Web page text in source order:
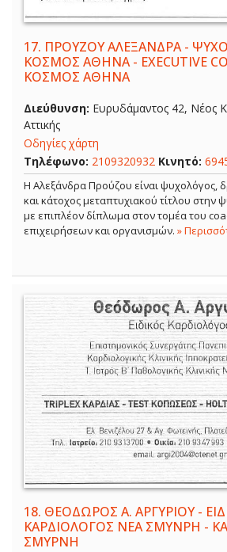
17. ΠΡΟΥΖΟΥ ΑΛΕΞΑΝΔΡΑ -
ΚΟΣΜΟΣ ΑΘΗΝΑ - EXECUTIVE
ΚΟΣΜΟΣ ΑΘΗΝΑ
Διεύθυνση: Ευρυδάμαντος 42, Νέος
Αττικής
Οδηγίες χάρτη
Τηλέφωνο: 2109320932 Κινητό:
Η Αλεξάνδρα Προύζου είναι ψυχολόγος,
και κάτοχος μεταπτυχιακού τίτλου στην
με επιπλέον δίπλωμα στον τομέα του
επιχειρήσεων και οργανισμών. »
18. ΘΕΟΔΩΡΟΣ Α. ΑΡΓΥΡΙΟΥ -
ΚΑΡΔΙΟΛΟΓΟΣ ΝΕΑ ΣΜΥΝΡΗ -
ΣΜΥΡΝΗ